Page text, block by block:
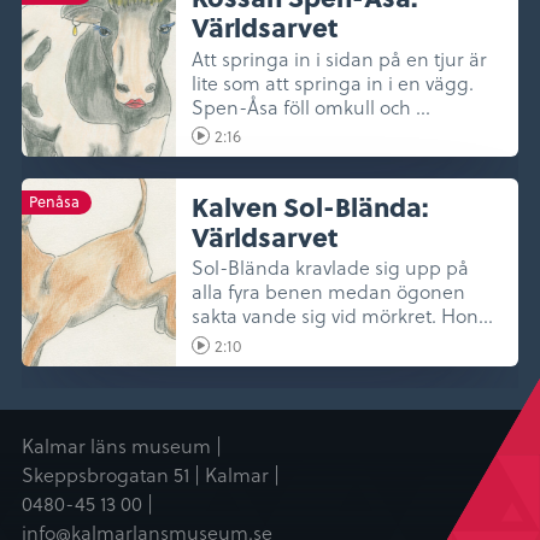
Världsarvet
Att springa in i sidan på en tjur är
lite som att springa in i en vägg.
Spen-Åsa föll omkull och ...
2:16
Penåsa Kalven Sol-Blända:
Världsarvet
Sol-Blända kravlade sig upp på
alla fyra benen medan ögonen
sakta vande sig vid mörkret. Hon
gick...
2:10
Kalmar läns museum |
Skeppsbrogatan 51 | Kalmar |
0480-45 13 00 |
info@kalmarlansmuseum.se